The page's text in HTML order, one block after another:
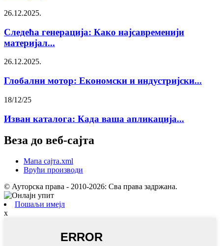
26.12.2025.
Следећа генерација: Како најсавременији
материјал...
26.12.2025.
Глобални мотор: Економски и индустријски...
18/12/25
Изван каталога: Када ваша апликација...
Веза до веб-сајта
Мапа сајта.xml
Врући производи
© Ауторска права - 2010-2026: Сва права задржана.
Пошаљи имејл
x